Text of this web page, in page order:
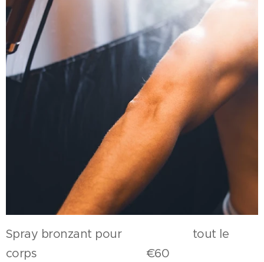
Spray bronzant pour tout le
corps €60